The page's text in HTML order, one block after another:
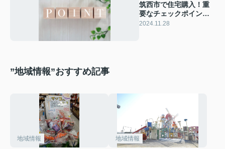
筑西市で住宅購入！重
要なチェックポイント
を確認しよう！
2024.11.28
”地域情報”おすすめ記事
地域情報 地域情報